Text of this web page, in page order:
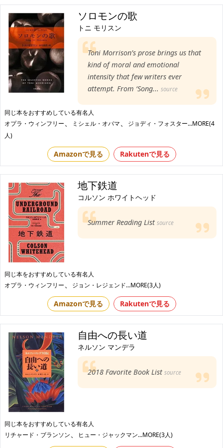
ソロモンの歌
トニ モリスン
Toni Morrison’s prose brings us that
kind of moral and emotional
intensity that few writers ever
attempt. From ‘Song...source
同じ本をおすすめしている有名人
オプラ・ウィンフリー、 ミシェル・オバマ、 ジョディ・フォスター...MORE(4
人)
Amazonで見る Rakutenで見る
地下鉄道
コルソン ホワイトヘッド
Summer Reading Listsource
同じ本をおすすめしている有名人
オプラ・ウィンフリー、 ジョン・レジェンド...MORE(3人)
Amazonで見る Rakutenで見る
自由への長い道
ネルソン マンデラ
2018 Favorite Book Listsource
同じ本をおすすめしている有名人
リチャード・ブランソン、 ヒュー・ジャックマン...MORE(3人)